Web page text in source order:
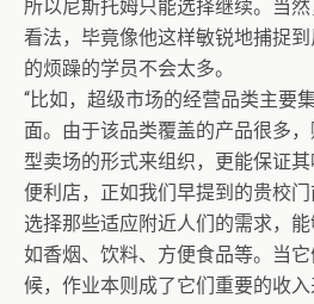
所以尼斯托姆只能选择继续。当
看法，毕竟像他这样敏锐地捕捉
的烦躁的学员不会太多。
“比如，超级市场的经营品类主要
面。由于该品类覆盖的产品很多
型卖场的形式来组织，更能保证
便利店，正如我们早提到的贵校
选择那些适应附近人们的需求，能
如香烟、饮料、方便食品等。当
候，作业本则成了它们重要的收入